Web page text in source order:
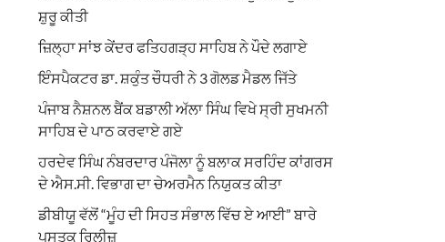
ਸ਼ੁਰੂ ਕੀਤੀ
ਜ਼ਿਲ੍ਹਾ ਸਾਂਝ ਕੇਂਦਰ ਫਤਿਹਗੜ੍ਹ ਸਾਹਿਬ ਨੇ ਪੌਦੇ ਲਗਾਏ
ਇੰਸਪੈਕਟਰ ਡਾ. ਸ਼ਕੁੰਤ ਚੌਧਰੀ ਨੇ 3 ਗੋਲਡ ਮੈਡਲ ਜਿੱਤੇ
ਪੰਜਾਬ ਨੈਸ਼ਨਲ ਬੈਂਕ ਬਡਾਲੀ ਅੱਲਾ ਸਿੰਘ ਵਿਖੇ ਸ੍ਰੀ ਸੁਖਮਨੀ
ਸਾਹਿਬ ਦੇ ਪਾਠ ਕਰਵਾਏ ਗਏ
ਹਰਦੇਵ ਸਿੰਘ ਨੰਬਰਦਾਰ ਪੰਜੋਲਾ ਨੂੰ ਬਲਾਕ ਸਰਹਿੰਦ ਕਾਂਗਰਸ
ਦੇ ਐਸ.ਸੀ. ਵਿਭਾਗ ਦਾ ਚੇਅਰਮੈਨ ਨਿਯੁਕਤ ਕੀਤਾ
ਡੀਬੀਯੂ ਵੱਲੋਂ “ਮੂੰਹ ਦੀ ਸਿਹਤ ਸੰਭਾਲ ਵਿੱਚ ਏ ਆਈ” ਬਾਰੇ
ਪੁਸਤਕ ਰਿਲੀਜ਼